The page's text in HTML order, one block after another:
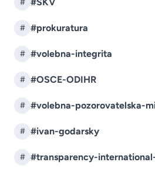
#
# #prokuratura
# #volebna-integrita
# #OSCE-ODIHR
# #volebna-pozorovatelska-
# #ivan-godarsky
# #transparency-